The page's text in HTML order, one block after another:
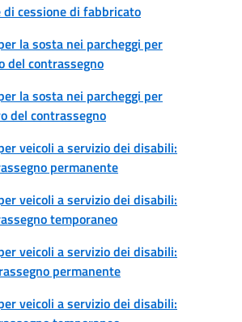
di cessione di fabbricato
la sosta nei parcheggi per
del contrassegno
la sosta nei parcheggi per
del contrassegno
veicoli a servizio dei disabili:
permanente
veicoli a servizio dei disabili:
temporaneo
veicoli a servizio dei disabili:
permanente
veicoli a servizio dei disabili: